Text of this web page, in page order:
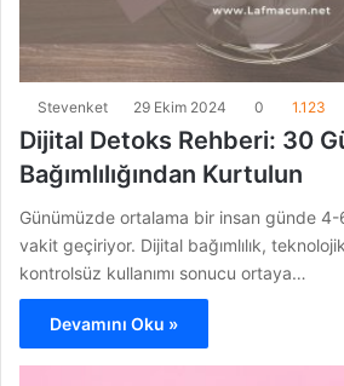
Stevenket 29 Ekim 2024 0 1.123
Dijital Detoks Rehberi: 30
Bağımlılığından Kurtulun
Günümüzde ortalama bir insan günde
vakit geçiriyor. Dijital bağımlılık,
kontrolsüz kullanımı sonucu ortaya…
Devamını Oku »